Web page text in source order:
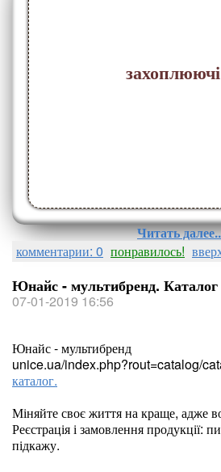
Читать
комментарии: 0 понравилось!
Юнайс - мультибренд. Каталог
07-01-2019 16:56
Юнайс - мультибренд
unice.ua/index.php?rout=catalog/
каталог.
Міняйте своє життя на краще, адже
Реєстрація і замовлення продукції:
підкажу.